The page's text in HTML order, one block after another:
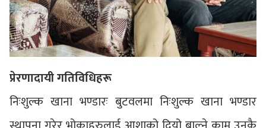
प्रेरणादायी गतिविधिहरू
निःशुल्क खाना भण्डारः बुटवलमा निःशुल्क खाना भण्डार